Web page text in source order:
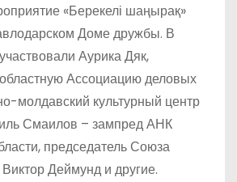
«Берекелі шаңырақ»
Доме дружбы. В
Аурика Дяк,
Ассоциацию деловых
молдавский культурный центр
Смаилов – зампред АНК
председатель Союза
Деймунд и другие.